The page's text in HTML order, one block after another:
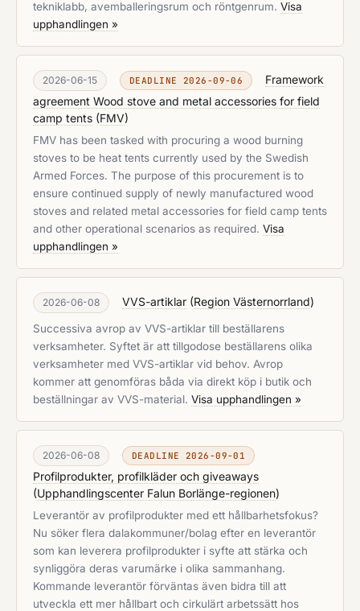
tekniklabb, avemballeringsrum och röntgenrum. Visa
upphandlingen »
2026-06-15 DEADLINE 2026-09-06
Framework
agreement Wood stove and metal accessories for field
camp tents (FMV)
FMV has been tasked with procuring a wood burning
stoves to be heat tents currently used by the Swedish
Armed Forces. The purpose of this procurement is to
ensure continued supply of newly manufactured wood
stoves and related metal accessories for field camp tents
and other operational scenarios as required. Visa
upphandlingen »
2026-06-08 VVS-artiklar (Region Västernorrland)
Successiva avrop av VVS-artiklar till beställarens
verksamheter. Syftet är att tillgodose beställarens olika
verksamheter med VVS-artiklar vid behov. Avrop
kommer att genomföras båda via direkt köp i butik och
beställningar av VVS-material. Visa upphandlingen »
2026-06-08 DEADLINE 2026-09-01
Profilprodukter, profilkläder och giveaways
(Upphandlingscenter Falun Borlänge-regionen)
Leverantör av profilprodukter med ett hållbarhetsfokus?
Nu söker flera dalakommuner/bolag efter en leverantör
som kan leverera profilprodukter i syfte att stärka och
synliggöra deras varumärke i olika sammanhang.
Kommande leverantör förväntas även bidra till att
utveckla ett mer hållbart och cirkulärt arbetssätt hos